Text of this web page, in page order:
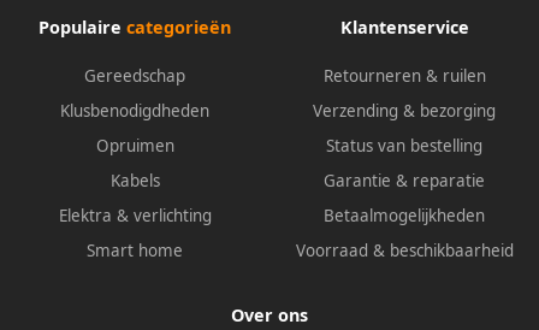
Populaire categorieën
Gereedschap
Klusbenodigdheden
Opruimen
Kabels
Elektra & verlichting
Smart home
Klantenservice
Retourneren & ruilen
Verzending & bezorging
Status van bestelling
Garantie & reparatie
Betaalmogelijkheden
Voorraad & beschikbaarheid
Over ons